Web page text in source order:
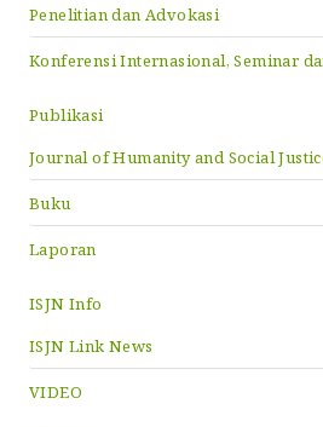
Penelitian dan Advokasi
Konferensi Internasional, Seminar
Publikasi
Journal of Humanity and Social
Buku
Laporan
ISJN Info
ISJN Link News
VIDEO